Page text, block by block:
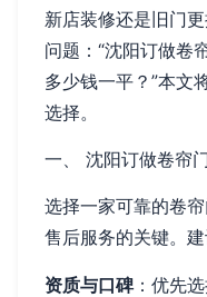
新店装修还是旧门
问题：“沈阳订做卷
多少钱一平？”本文
选择。
一、 沈阳订做卷帘
选择一家可靠的卷
售后服务的关键。
资质与口碑：优先